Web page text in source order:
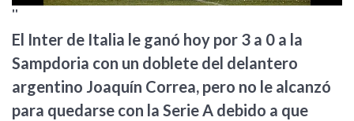
''
El Inter de Italia le ganó hoy por 3 a 0 a la
Sampdoria con un doblete del delantero
argentino Joaquín Correa, pero no le alcanzó
para quedarse con la Serie A debido a que